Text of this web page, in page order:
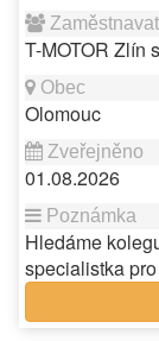
T-MOTOR Zlín
Olomouc
01.08.2026
Hledáme
specialistka